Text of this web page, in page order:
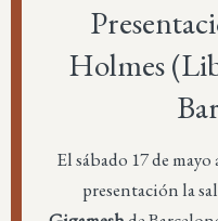
Holmes
El sábado 17 de
presentación la